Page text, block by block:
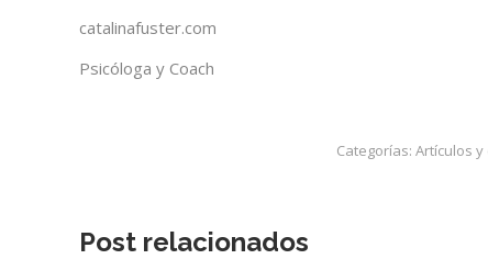
catalinafuster.com
Psicóloga y Coach
Categorías: Artículos
Post relacionados